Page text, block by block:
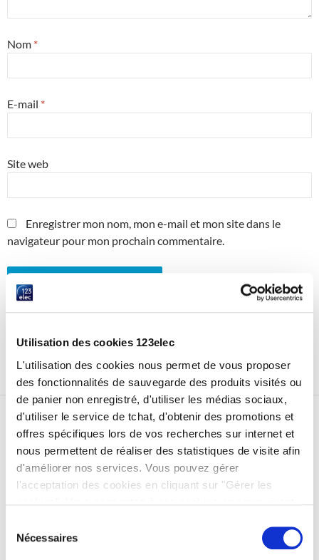
Utilisation des cookies 123elec
L'utilisation des cookies nous permet de vous proposer
des fonctionnalités de sauvegarde des produits visités ou
de panier non enregistré, d'utiliser les médias sociaux,
d'utiliser le service de tchat, d'obtenir des promotions et
offres spécifiques lors de vos recherches sur internet et
nous permettent de réaliser des statistiques de visite afin
d'améliorer nos services. Vous pouvez gérer
l'acceptation des cookies en cliquant sur "Gérer les
Nécessaires
Nom *
E-mail *
Site web
Enregistrer mon nom, mon e-mail et mon site dans le
navigateur pour mon prochain commentaire.
Ce site utilise Akismet pour réduire les indésirables.En savoir
INSCRIPTION À LA NEWSLETTER
*Nom / Prénom (obligatoire)